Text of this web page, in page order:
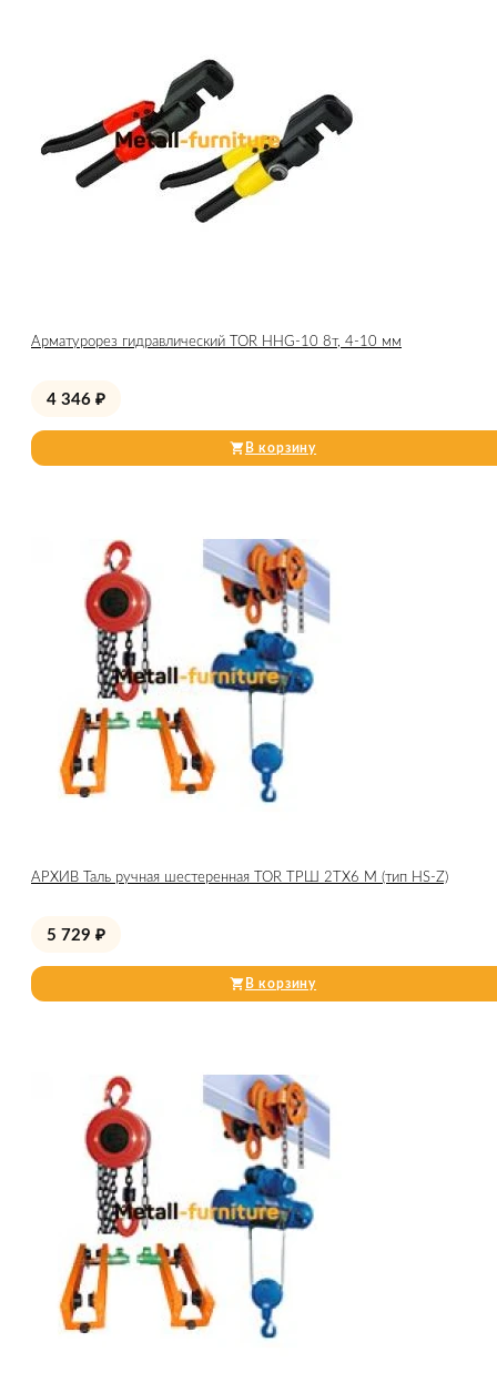
Арматурорез гидравлический TOR HHG-10 8т, 4-10 мм
4 346 ₽
В корзину
АРХИВ Таль ручная шестеренная TOR ТРШ 2ТХ6 М (тип HS-Z)
5 729 ₽
В корзину